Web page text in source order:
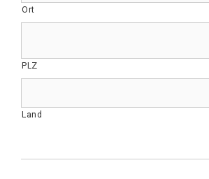
Ort
PLZ
Land